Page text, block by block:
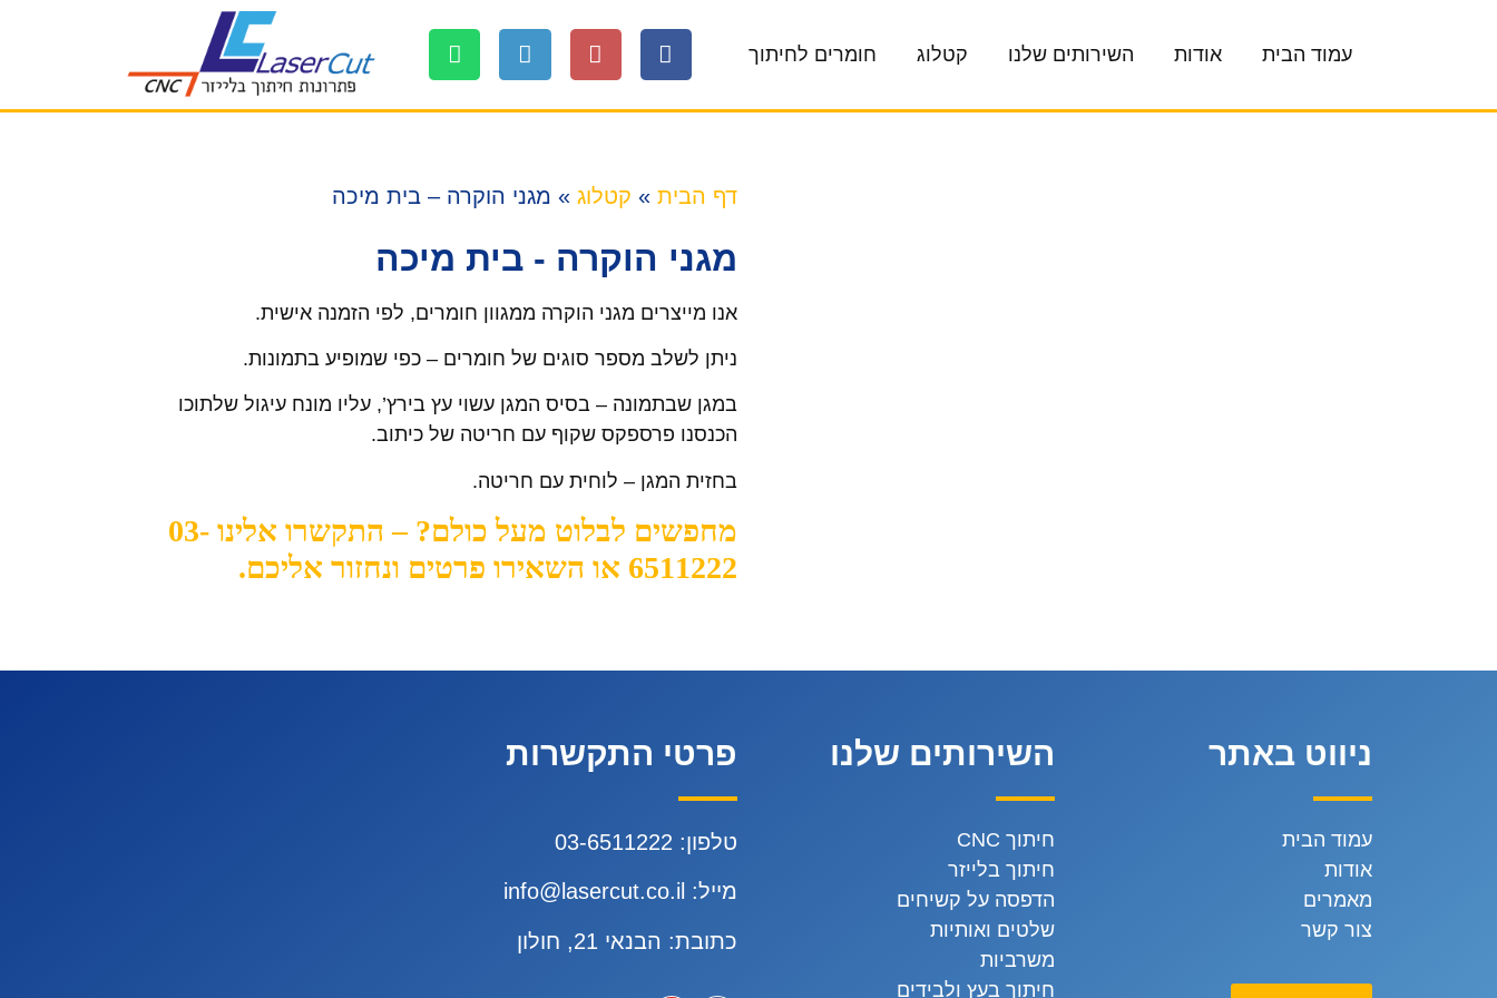
עמוד הבית אודות השירותים שלנו קטלוג חומרים לחיתוך
דף הבית » קטלוג » מגני הוקרה – בית מיכה
מגני הוקרה - בית מיכה
אנו מייצרים מגני הוקרה ממגוון חומרים, לפי הזמנה אישית.
ניתן לשלב מספר סוגים של חומרים – כפי שמופיע בתמונות.
במגן שבתמונה – בסיס המגן עשוי עץ בירץ’, עליו מונח עיגול שלתוכו
הכנסנו פרספקס שקוף עם חריטה של כיתוב.
בחזית המגן – לוחית עם חריטה.
מחפשים לבלוט מעל כולם? – התקשרו אלינו 03-
6511222 או השאירו פרטים ונחזור אליכם.
ניווט באתר
עמוד הבית
אודות
מאמרים
צור קשר
השירותים שלנו
חיתוך CNC
חיתוך בלייזר
הדפסה על קשיחים
שלטים ואותיות
משרביות
חיתוך בעץ ולבידים
פרטי התקשרות
טלפון: 03-6511222
מייל: info@lasercut.co.il
כתובת: הבנאי 21, חולון